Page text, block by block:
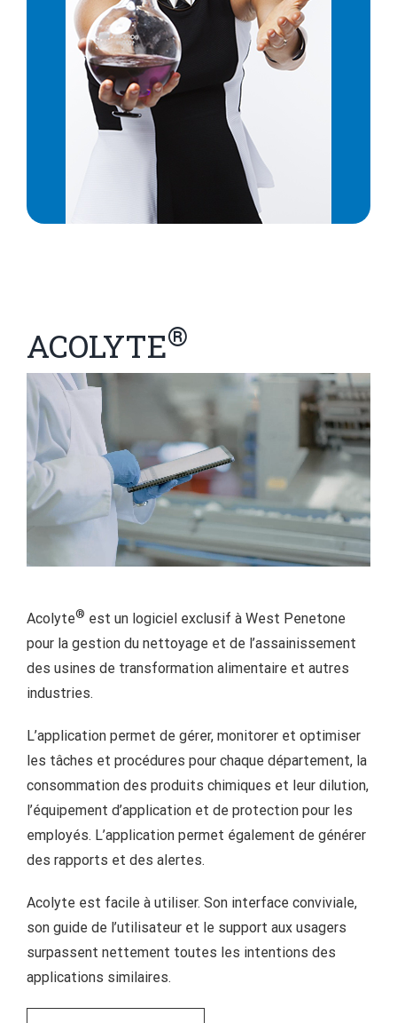
ACOLYTE®
Acolyte® est un logiciel exclusif à West Penetone
pour la gestion du nettoyage et de l’assainissement
des usines de transformation alimentaire et autres
industries.
L’application permet de gérer, monitorer et optimiser
les tâches et procédures pour chaque département, la
consommation des produits chimiques et leur dilution,
l’équipement d’application et de protection pour les
employés. L’application permet également de générer
des rapports et des alertes.
Acolyte est facile à utiliser. Son interface conviviale,
son guide de l’utilisateur et le support aux usagers
surpassent nettement toutes les intentions des
applications similaires.